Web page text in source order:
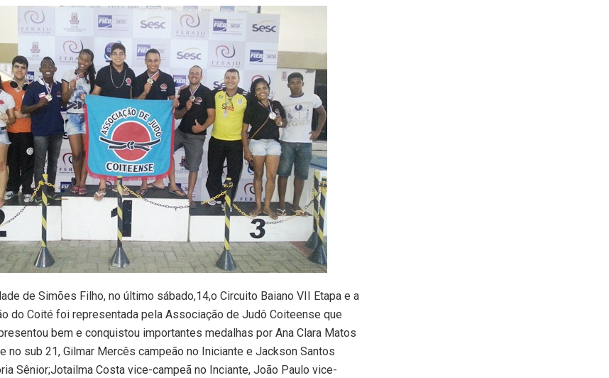
de Simões Filho, no último sábado,14,o Circuito Baiano VII Etapa e a
do Coité foi representada pela Associação de Judô Coiteense que
bem e conquistou importantes medalhas por Ana Clara Matos
no sub 21, Gilmar Mercês campeão no Iniciante e Jackson Santos
Sênior;Jotailma Costa vice-campeã no Inciante, João Paulo vice-